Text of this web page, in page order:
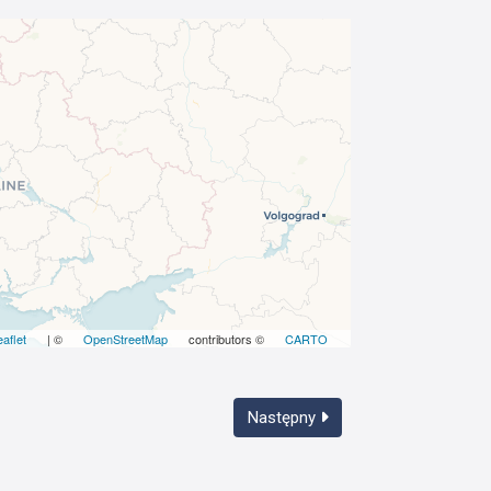
| © OpenStreetMap contributors © CARTO
Następny